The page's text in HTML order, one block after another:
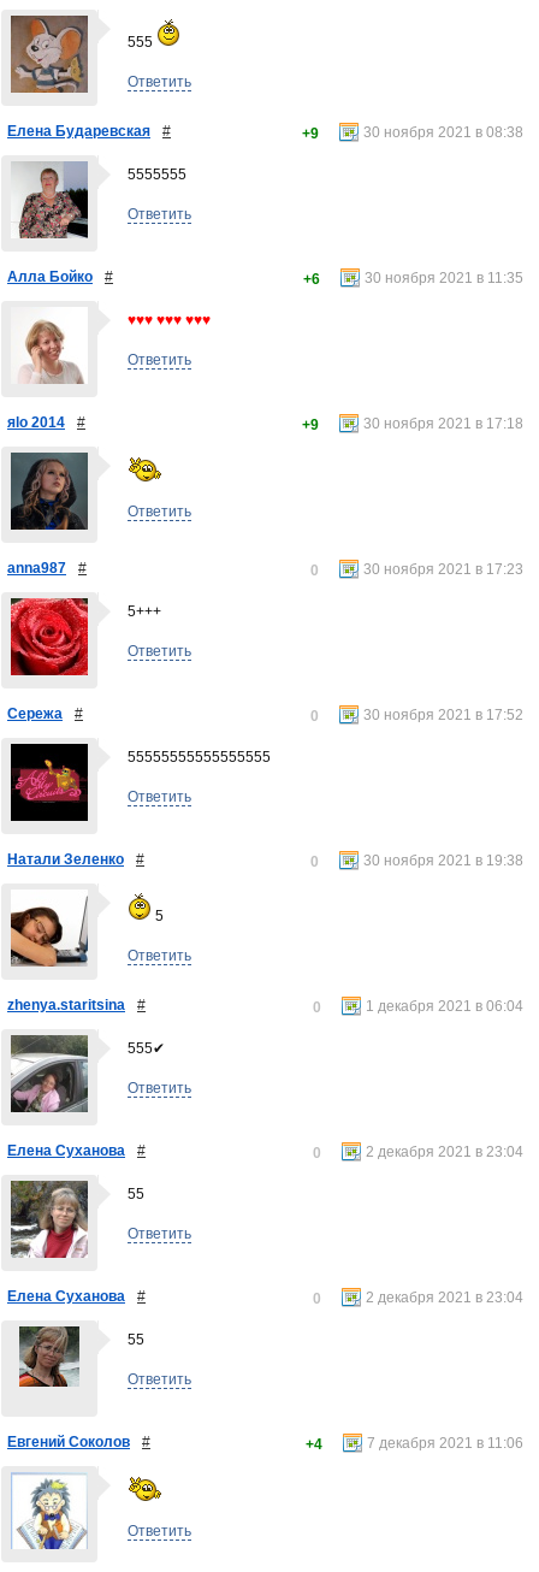
555
Ответить
Елена Бударевская # 30 ноября 2021 в 08:38
+9
5555555
Ответить
Алла Бойко # 30 ноября 2021 в 11:35
+6
♥♥♥ ♥♥♥ ♥♥♥
Ответить
яlo 2014 # 30 ноября 2021 в 17:18
+9
Ответить
anna987 # 30 ноября 2021 в 17:23
0
5+++
Ответить
Сережа # 30 ноября 2021 в 17:52
0
55555555555555555
Ответить
Натали Зеленко # 30 ноября 2021 в 19:38
0
5
Ответить
zhenya.staritsina # 1 декабря 2021 в 06:04
0
555✔
Ответить
Елена Суханова # 2 декабря 2021 в 23:04
0
55
Ответить
Елена Суханова # 2 декабря 2021 в 23:04
0
55
Ответить
Евгений Соколов # 7 декабря 2021 в 11:06
+4
Ответить